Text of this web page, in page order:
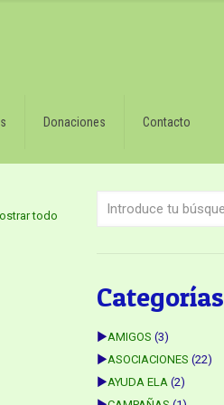
Donaciones Contacto
todo
Categorías
►AMIGOS (3)
►ASOCIACIONES (22)
►AYUDA ELA (2)